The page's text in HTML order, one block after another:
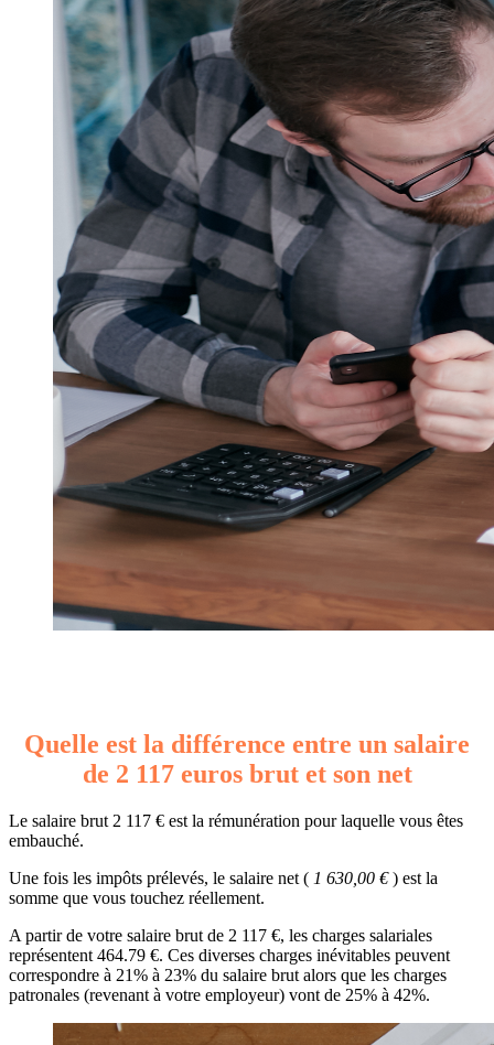
Quelle est la différence entre un salaire
de 2 117 euros brut et son net
Le salaire brut 2 117 € est la rémunération pour laquelle vous êtes
embauché.
Une fois les impôts prélevés, le salaire net ( 1 630,00 €) est la
somme que vous touchez réellement.
A partir de votre salaire brut de 2 117 €, les charges salariales
représentent 464.79 €. Ces diverses charges inévitables peuvent
correspondre à 21% à 23% du salaire brut alors que les charges
patronales (revenant à votre employeur) vont de 25% à 42%.